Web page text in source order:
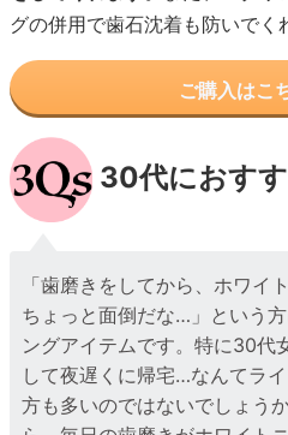
グの併用で歯石沈着も防いでく
ご購入はこ
30代におす
「歯磨きをしてから、ホワイ
ちょっと面倒だな…」という
ングアイテムです。特に30代
して夜遅くに帰宅…なんてラ
方も多いのではないでしょう